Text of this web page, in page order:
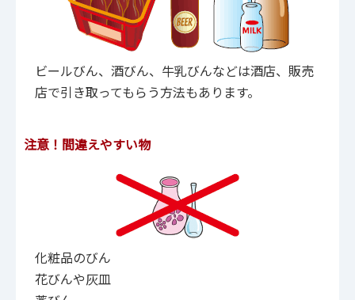
ビールびん、酒びん、牛乳びんなどは酒店、販売
店で引き取ってもらう方法もあります。
注意！間違えやすい物
化粧品のびん
花びんや灰皿